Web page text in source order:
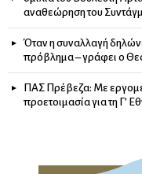
αναθεώρηση του
Όταν η συναλλαγή
πρόβλημα – γράφει ο
ΠΑΣ Πρέβεζα: Με
προετοιμασία για τη Γ’